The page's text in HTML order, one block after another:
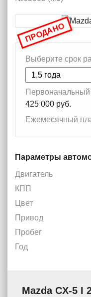
Выберите срок
Первоначальный
425 000 руб.
Ежемесячный
Параметры
Двигатель
КПП
Цвет
Привод
Пробег
Год
ПРОДАНО
Mazda CX-5 I